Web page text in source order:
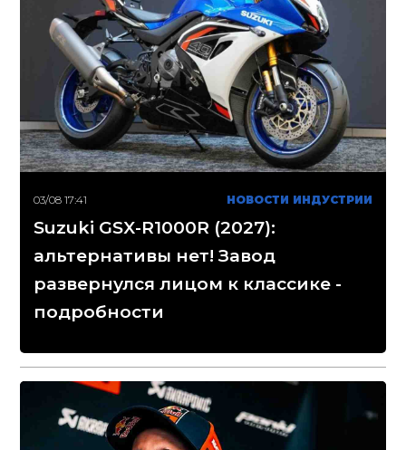
03/08 17:41 НОВОСТИ ИНДУСТРИИ
Suzuki GSX-R1000R (2027):
альтернативы нет! Завод
развернулся лицом к классике -
подробности